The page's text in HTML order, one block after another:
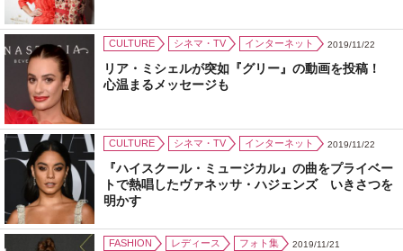
CULTURE シネマ・TV インターネット 2019/11/22
リア・ミシェルが突如『グリー』の動画を投稿！
心温まるメッセージも
CULTURE シネマ・TV インターネット 2019/11/22
『ハイスクール・ミュージカル』の曲をプライベー
トで熱唱したヴァネッサ・ハジェンズ いきさつを
明かす
FASHION レディース フォト集 2019/11/21